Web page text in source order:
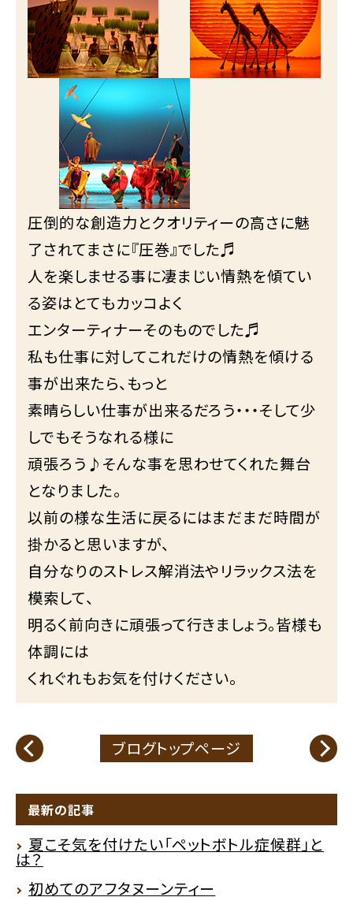
圧倒的な創造力とクオリティーの高さに魅
了されてまさに『圧巻』でした♬
人を楽しませる事に凄まじい情熱を傾てい
る姿はとてもカッコよく
エンターティナーそのものでした♬
私も仕事に対してこれだけの情熱を傾ける
事が出来たら、もっと
素晴らしい仕事が出来るだろう・・・そして少
しでもそうなれる様に
頑張ろう♪そんな事を思わせてくれた舞台
となりました。
以前の様な生活に戻るにはまだまだ時間が
掛かると思いますが、
自分なりのストレス解消法やリラックス法を
模索して、
明るく前向きに頑張って行きましょう。皆様も
体調には
くれぐれもお気を付けください。
ブログトップページ
最新の記事
夏こそ気を付けたい「ペットボトル症候群」と
は？
初めてのアフタヌーンティー